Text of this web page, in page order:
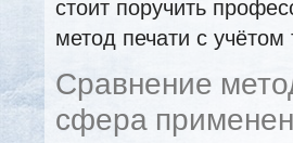
стоит поручить
метод печати с
Сравнение
сфера